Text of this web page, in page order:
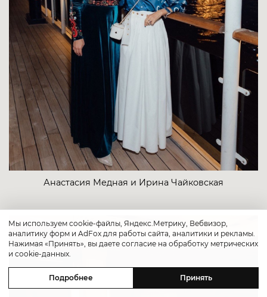
Анастасия Медная и Ирина Чайковская
Мы используем cookie-файлы, Яндекс.Метрику, Вебвизор,
аналитику форм и AdFox для работы сайта, аналитики и рекламы.
Нажимая «Принять», вы даете согласие на обработку метрических
и cookie-данных.
Подробнее Принять